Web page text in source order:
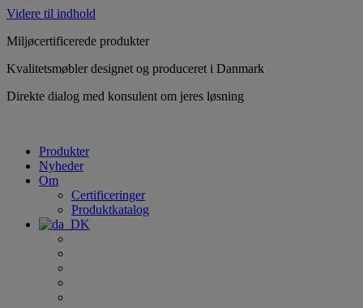
Videre til indhold
Miljøcertificerede produkter
Kvalitetsmøbler designet og produceret i Danmark
Direkte dialog med konsulent om jeres løsning
Produkter
Nyheder
Om
Certificeringer
Produktkatalog